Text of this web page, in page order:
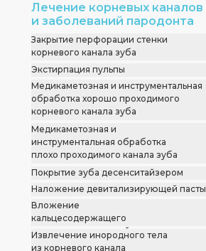
Лечение корневых каналов
и заболеваний пародонта
Закрытие перфорации стенки
корневого канала зуба
Экстирпация пульпы
Покрытие зуба десенситайзером
Вложение
кальцесодержащего
препаратав корневой канал
Извлечение инородного тела
из корневого канала
Наложение девитализирующей пасты
Медикаметозная и
инструментальная обработка
плохо проходимого канала зуба
Медикаметозная и инструментальная
обработка хорошо проходимого
корневого канала зуба